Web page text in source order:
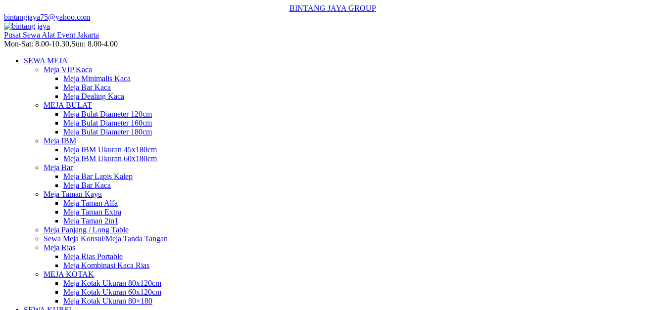
BINTANG JAYA GROUP
bintangjaya75@yahoo.com
Pusat Sewa Alat Event Jakarta
Mon-Sat: 8.00-10.30,Sun: 8.00-4.00
SEWA MEJA
Meja VIP Kaca
Meja Minimalis Kaca
Meja Bar Kaca
Meja Dealing Kaca
MEJA BULAT
Meja Bulat Diameter 120cm
Meja Bulat Diameter 160cm
Meja Bulat Diameter 180cm
Meja IBM
Meja IBM Ukuran 45x180cm
Meja IBM Ukuran 60x180cm
Meja Bar
Meja Bar Lapis Kalep
Meja Bar Kaca
Meja Taman Kayu
Meja Taman Alfa
Meja Taman Extra
Meja Taman 2in1
Meja Panjang / Long Table
Sewa Meja Konsul/Meja Tanda Tangan
Meja Rias
Meja Rias Portable
Meja Kombinasi Kaca Rias
MEJA KOTAK
Meja Kotak Ukuran 80x120cm
Meja Kotak Ukuran 60x120cm
Meja Kotak Ukuran 80×180